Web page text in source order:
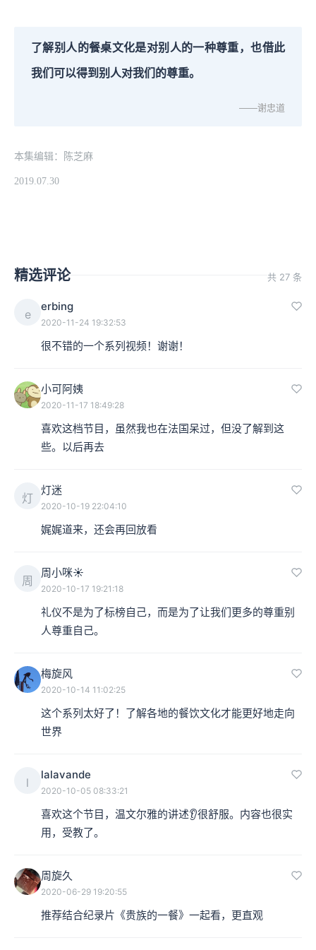
了解别人的餐桌文化是对别人的一种尊重，也借此
我们可以得到别人对我们的尊重。
——谢忠道
本集编辑：陈芝麻
2019.07.30
精选评论 共 27 条
e
erbing
2020-11-24 19:32:53
很不错的一个系列视频！谢谢！
小可阿姨
2020-11-17 18:49:28
喜欢这档节目，虽然我也在法国呆过，但没了解到这
些。以后再去
灯
灯迷
2020-10-19 22:04:10
娓娓道来，还会再回放看
周
周小咪☀️
2020-10-17 19:21:18
礼仪不是为了标榜自己，而是为了让我们更多的尊重别
人尊重自己。
梅旋风
2020-10-14 11:02:25
这个系列太好了！了解各地的餐饮文化才能更好地走向
世界
l
lalavande
2020-10-05 08:33:21
喜欢这个节目，温文尔雅的讲述👂很舒服。内容也很实
用，受教了。
周旋久
2020-06-29 19:20:55
推荐结合纪录片《贵族的一餐》一起看，更直观